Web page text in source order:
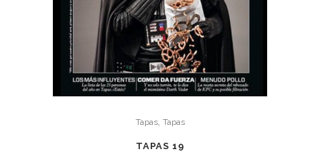
Tapas, Tapas
TAPAS 19